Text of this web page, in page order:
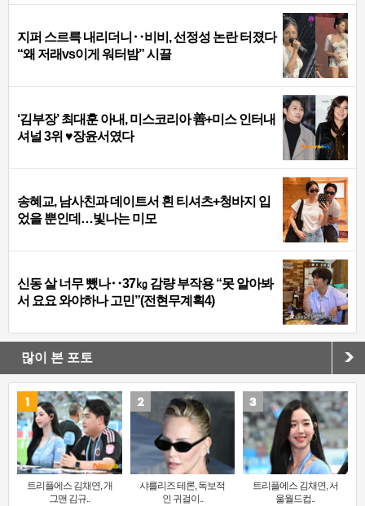
지퍼 스르륵 내리더니‥비비, 선정성 논란 터졌다
“왜 저래vs이게 워터밤” 시끌
‘김부장’ 최대훈 아내, 미스코리아 善+미스 인터내
셔널 3위 ♥장윤서였다
송혜교, 남사친과 데이트서 흰 티셔츠+청바지 입
었을 뿐인데…빛나는 미모
신동 살 너무 뺐나‥37㎏ 감량 부작용 “못 알아봐
서 요요 와야하나 고민”(전현무계획4)
많이 본 포토
트리플에스 김채연, 개
그맨 김규..
샤를리즈 테론, 독보적
인 귀걸이..
트리플에스 김채연, 서
울월드컵..